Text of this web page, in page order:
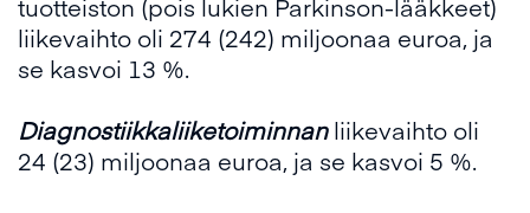
tuotteiston (pois lukien Parkinson-lääkkeet)
liikevaihto oli 274 (242) miljoonaa euroa, ja
se kasvoi 13 %.
Diagnostiikkaliiketoiminnanliikevaihto oli
24 (23) miljoonaa euroa, ja se kasvoi 5 %.